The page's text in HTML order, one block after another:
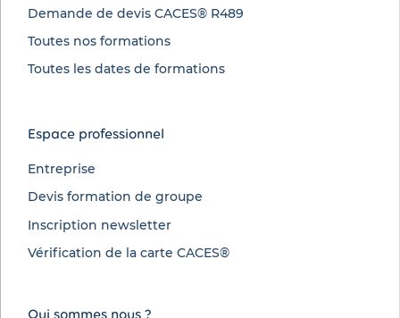
Demande de devis CACES® R489
Toutes nos formations
Toutes les dates de formations
Qui sommes nous ?
Espace professionnel
Entreprise
Devis formation de groupe
Inscription newsletter
Vérification de la carte CACES®